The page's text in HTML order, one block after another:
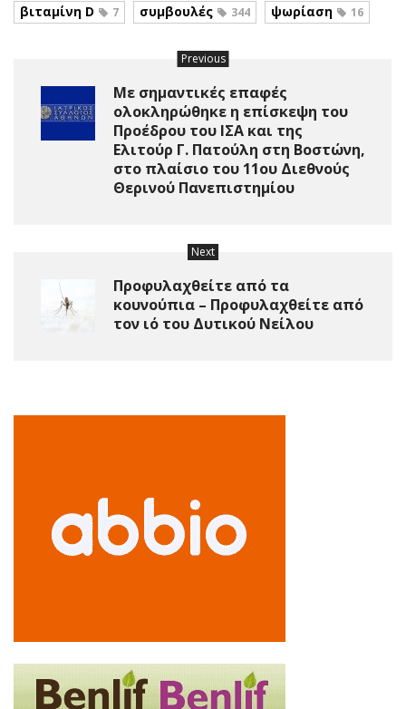
βιταμίνη D 7 συμβουλές 344 ψωρίαση 16
Previous
Με σημαντικές επαφές
ολοκληρώθηκε η επίσκεψη του
Προέδρου του ΙΣΑ και της
Ελιτούρ Γ. Πατούλη στη Βοστώνη,
στο πλαίσιο του 11ου Διεθνούς
Θερινού Πανεπιστημίου
Next
Προφυλαχθείτε από τα
κουνούπια – Προφυλαχθείτε από
τον ιό του Δυτικού Νείλου